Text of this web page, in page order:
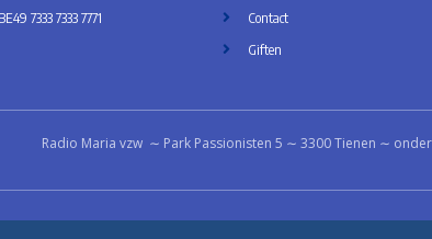
BE49 7333 7333 7771
Contact
Giften
Radio Maria vzw ∼ Park Passionisten 5 ∼ 3300 Tienen ∼